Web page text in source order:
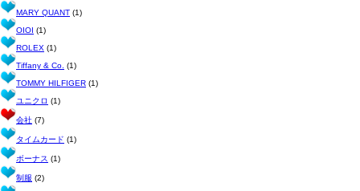
MARY QUANT (1)
OIOI (1)
ROLEX (1)
Tiffany & Co. (1)
TOMMY HILFIGER (1)
ユニクロ (1)
会社 (7)
タイムカード (1)
ボーナス (1)
制服 (2)